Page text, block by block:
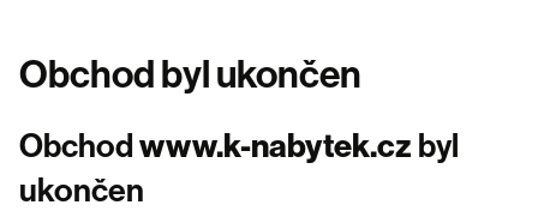
Obchod byl ukončen
Obchodwww.k-nabytek.cz byl
ukončen